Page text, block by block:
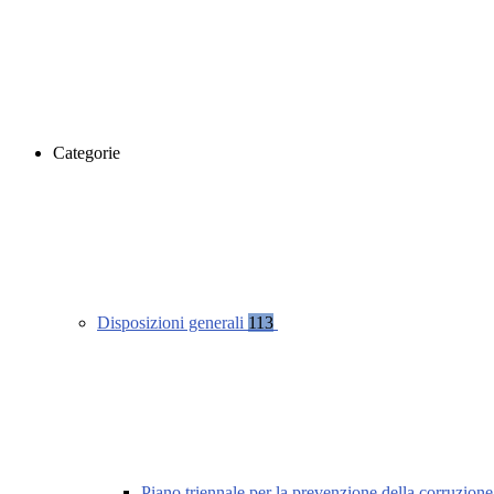
Categorie
Disposizioni generali 113